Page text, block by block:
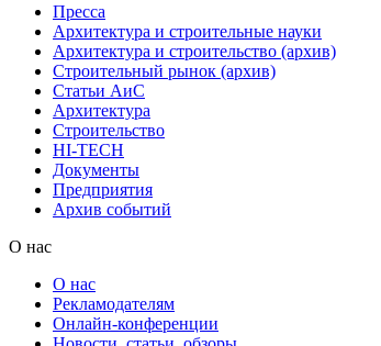
Пресса
Архитектура и строительные науки
Архитектура и строительство (архив)
Строительный рынок (архив)
Статьи АиС
Архитектура
Строительство
HI-TECH
Документы
Предприятия
Архив событий
О нас
О нас
Рекламодателям
Онлайн-конференции